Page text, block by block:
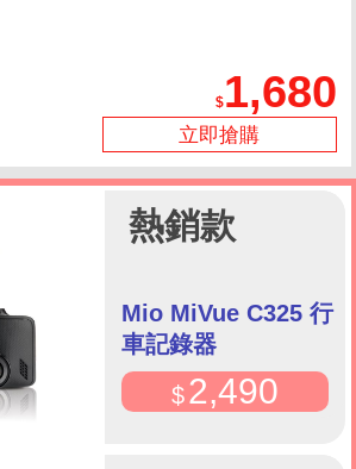
1,680
立即搶購
熱銷款
Mio MiVue C325 行
車記錄器
2,490